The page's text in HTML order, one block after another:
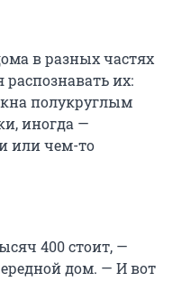
в разных частях
их:
полукруглым
иногда —
или чем-то
400 стоит, —
дом. — И вот